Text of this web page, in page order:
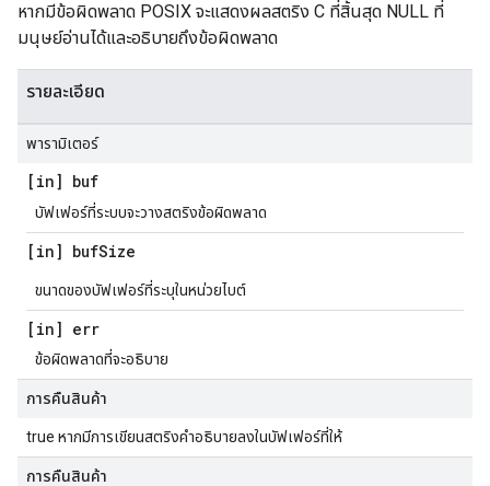
หากมีข้อผิดพลาด POSIX จะแสดงผลสตริง C ที่สิ้นสุด NULL ที่
มนุษย์อ่านได้และอธิบายถึงข้อผิดพลาด
รายละเอียด
พารามิเตอร์
[in] buf
บัฟเฟอร์ที่ระบบจะวางสตริงข้อผิดพลาด
[in] bufSize
ขนาดของบัฟเฟอร์ที่ระบุในหน่วยไบต์
[in] err
ข้อผิดพลาดที่จะอธิบาย
การคืนสินค้า
true หากมีการเขียนสตริงคำอธิบายลงในบัฟเฟอร์ที่ให้
การคืนสินค้า